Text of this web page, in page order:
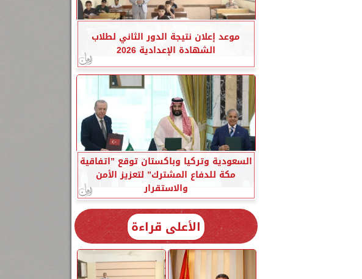
موعد إعلان نتيجة الدور الثاني لطلاب
الشهادة الإعدادية 2026
السعودية وتركيا وباكستان توقع ”اتفاقية
مكة للدفاع المشترك” لتعزيز الأمن
والاستقرار
الأعلى قراءة